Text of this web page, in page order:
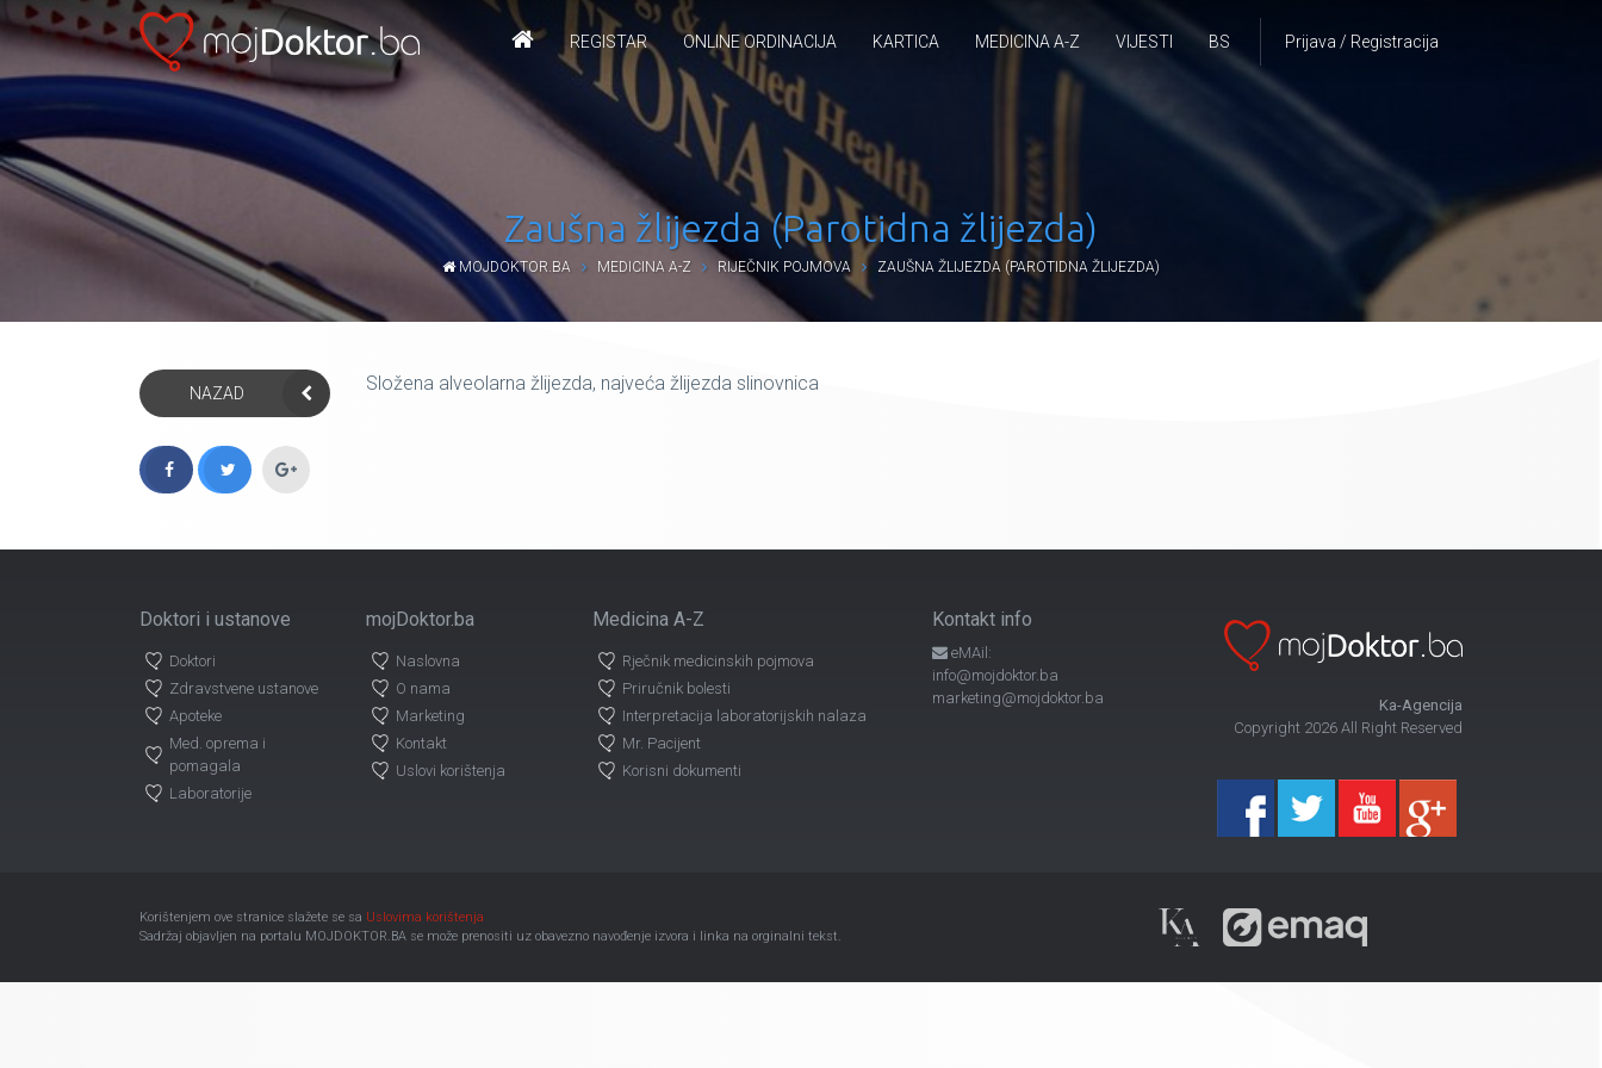
Prijava / Registracija
REGISTAR ONLINE ORDINACIJA KARTICA MEDICINA A-Z VIJESTI BS
Zaušna žlijezda (Parotidna žlijezda)
MOJDOKTOR.BA MEDICINA A-Z RIJEČNIK POJMOVA ZAUŠNA ŽLIJEZDA (PAROTIDNA ŽLIJEZDA)
NAZAD Složena alveolarna žlijezda, najveća žlijezda slinovnica
Doktori i ustanove
Doktori
Zdravstvene ustanove
Apoteke
Med. oprema i
pomagala
Laboratorije
mojDoktor.ba
Naslovna
O nama
Marketing
Kontakt
Uslovi korištenja
Medicina A-Z
Rječnik medicinskih pojmova
Priručnik bolesti
Interpretacija laboratorijskih nalaza
Mr. Pacijent
Korisni dokumenti
Kontakt info
eMAil:
info@mojdoktor.ba
marketing@mojdoktor.ba
Ka-Agencija
Copyright 2026 All Right Reserved
Korištenjem ove stranice slažete se sa Uslovima korištenja
Sadržaj objavljen na portalu MOJDOKTOR.BA se može prenositi uz obavezno navođenje izvora i linka na orginalni tekst.